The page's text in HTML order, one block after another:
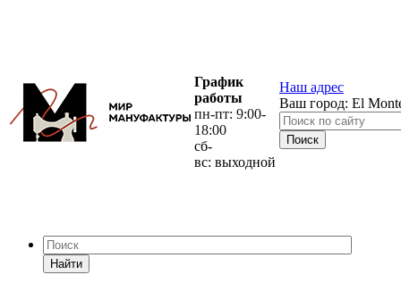
График
работы
пн-пт: 9:00-
18:00
сб-
вс: выходной
Наш адрес
Ваш город: El
Найти